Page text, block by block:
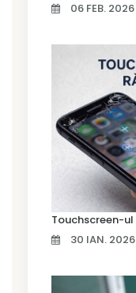
06 FEB. 2026
30 IAN. 2026